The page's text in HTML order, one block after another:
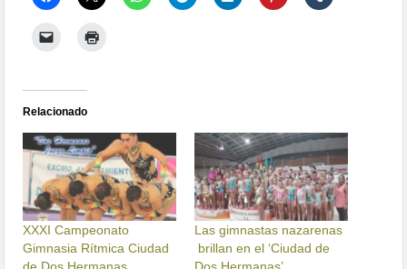
Relacionado
XXXI Campeonato
Gimnasia Rítmica Ciudad
de Dos Hermanas
Las gimnastas nazarenas
brillan en el ‘Ciudad de
Dos Hermanas’